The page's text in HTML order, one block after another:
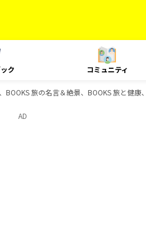
ク コミュニティ
旅の名言＆絶景、BOOKS 旅と健康
AD